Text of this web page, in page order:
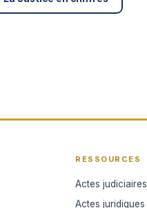
RESSOURCES
Actes judiciaires
Actes juridiques